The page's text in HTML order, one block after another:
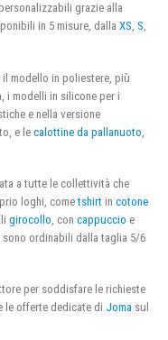
grazie alla
in 5 misure, dalla XS, S,
modello in poliestere, più
i modelli in silicone per i
e nella versione
e le calottine da pallanuoto
a tutte le collettività che
loghi, cometshirt in cotone
girocollo , con cappuccio e
ordinabili dalla taglia 5/6
per soddisfare le richieste
le offerte dedicate di Joma sul